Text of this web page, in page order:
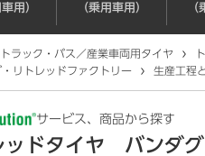
用）
（乗用車用）
（
トラック・バス／産業車両用タイヤ
・リトレッドファクトリー
生産工程
サービス、商品から探す
ッドタイヤ バンダ